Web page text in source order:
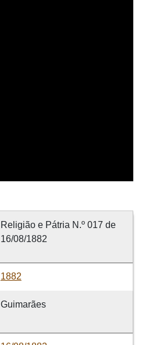
Religião e Pátria N.º 017 de
16/08/1882
1882
Guimarães